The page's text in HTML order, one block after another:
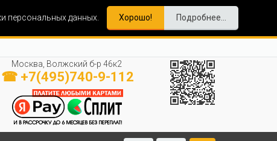
персональных данных. Хорошо! Подробнее...
Москва, Волжский б-р 46к2
☎ +7(495)740-9-112